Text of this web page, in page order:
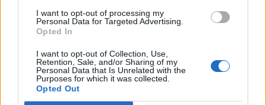
I want to opt-out of processing my
Personal Data for Targeted Advertising.
Opted In
I want to opt-out of Collection, Use,
Retention, Sale, and/or Sharing of my
Personal Data that Is Unrelated with the
Purposes for which it was collected.
Opted Out